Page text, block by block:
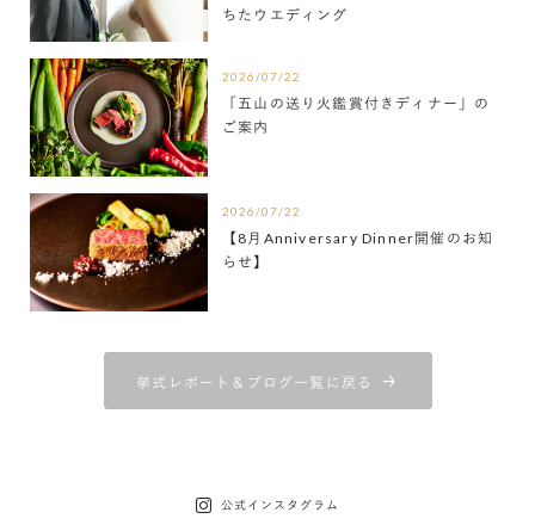
ちたウエディング
2026/07/22
「五山の送り火鑑賞付きディナー」の
ご案内
2026/07/22
【8月Anniversary Dinner開催のお知
らせ】
挙式レポート＆ブログ一覧に戻る
公式インスタグラム